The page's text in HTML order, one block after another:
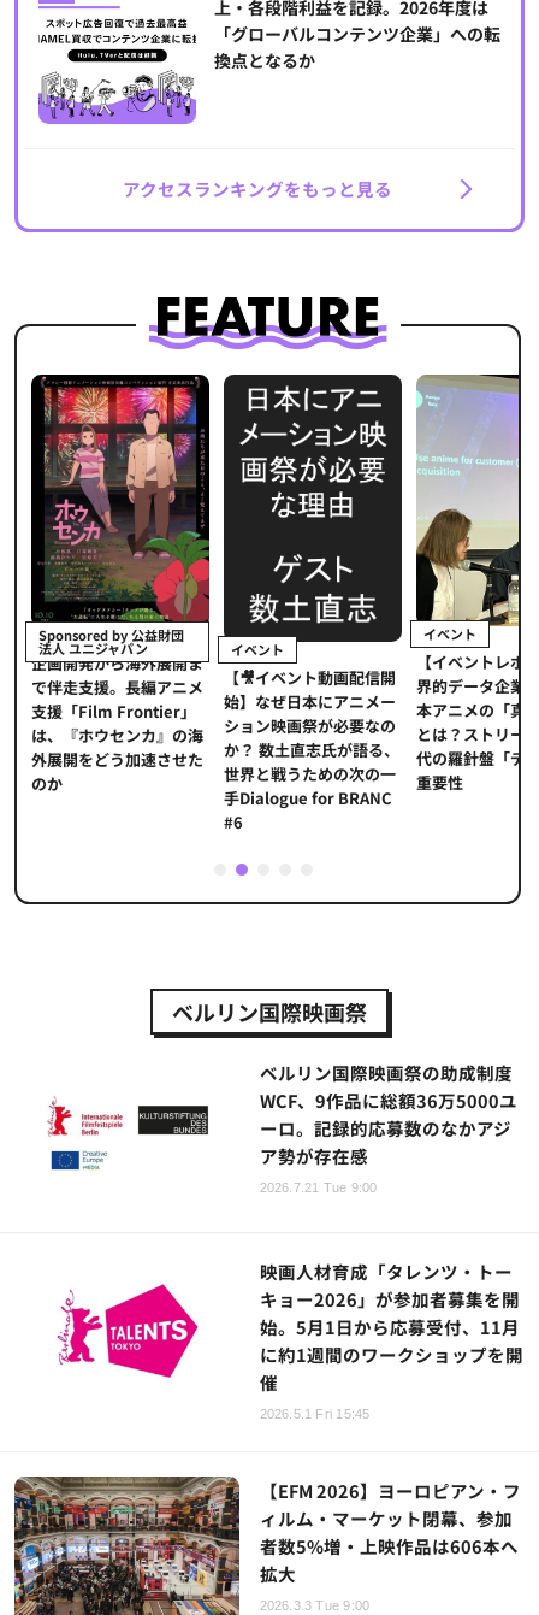
上・各段階利益を記録。2026年度は
「グローバルコンテンツ企業」への転
換点となるか
アクセスランキングをもっと見る
Sponsored by 公益財団
法人 ユニジャパン
企画開発から海外展開ま
で伴走支援。長編アニメ
支援「Film Frontier」
は、『ホウセンカ』の海
外展開をどう加速させた
のか
イベント
【🎥イベント動画配信開
始】なぜ日本にアニメー
ション映画祭が必要なの
か？ 数土直志氏が語る、
世界と戦うための次の一
手Dialogue for BRANC
#6
イベント
【イベントレポ
界的データ企業
本アニメの「真
とは？ストリー
代の羅針盤「デ
重要性
2
ベルリン国際映画祭
ベルリン国際映画祭の助成制度
WCF、9作品に総額36万5000ユ
ーロ。記録的応募数のなかアジ
ア勢が存在感
2026.7.21 Tue 9:00
映画人材育成「タレンツ・トー
キョー2026」が参加者募集を開
始。5月1日から応募受付、11月
に約1週間のワークショップを開
催
2026.5.1 Fri 15:45
【EFM 2026】ヨーロピアン・フ
ィルム・マーケット閉幕、参加
者数5%増・上映作品は606本へ
拡大
2026.3.3 Tue 9:00